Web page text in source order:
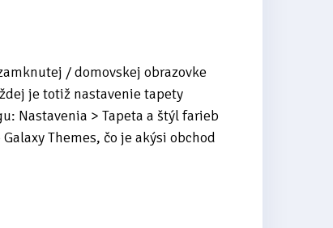
/ domovskej obrazovke
je totiž nastavenie tapety
Nastavenia > Tapeta a štýl farieb
Themes, čo je akýsi obchod